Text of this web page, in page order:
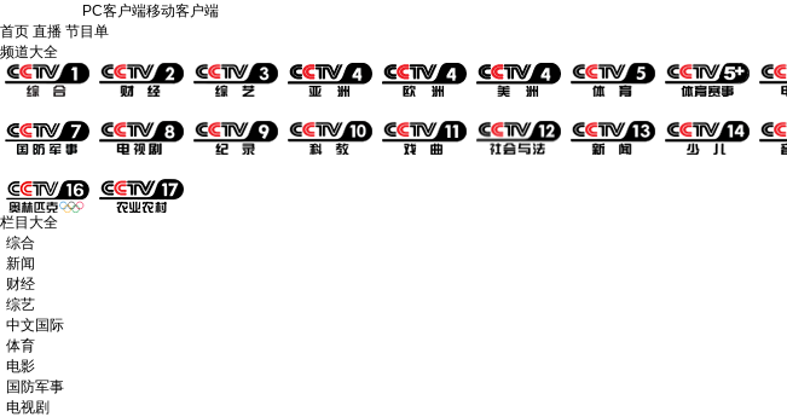
PC客户端移动客户端
首页 直播 节目单
频道大全
栏目大全
综合
新闻
财经
综艺
中文国际
体育
电影
国防军事
电视剧